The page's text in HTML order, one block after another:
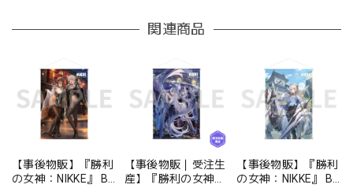
関連商品
【事後物販】『勝利
の女神：NIKKE』 B2
【事後物販｜受注生
産】『勝利の女神：
【事後物販】『勝利
の女神：NIKKE』 B2